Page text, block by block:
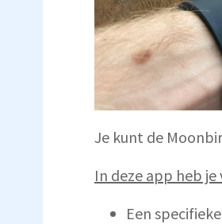
Je kunt de
In deze app heb
Een